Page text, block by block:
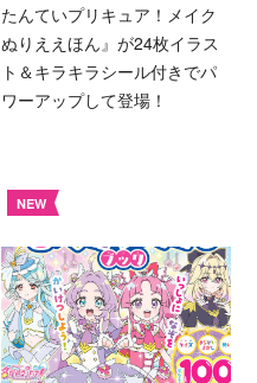
たんていプリキュア！メイク
ぬりええほん』が24枚イラス
ト＆キラキラシール付きでパ
ワーアップして登場！
NEW